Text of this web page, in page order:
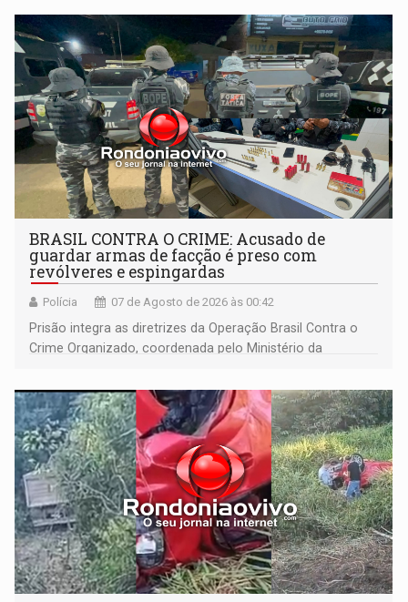
BRASIL CONTRA O CRIME: Acusado de
guardar armas de facção é preso com
revólveres e espingardas
Polícia 07 de Agosto de 2026 às 00:42
Prisão integra as diretrizes da Operação Brasil Contra o
Crime Organizado, coordenada pelo Ministério da